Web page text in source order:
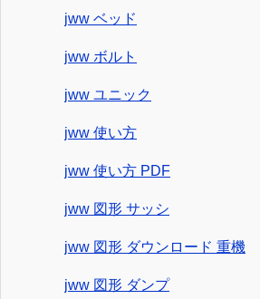
jww ベッド
jww ボルト
jww ユニック
jww 使い方
jww 使い方 PDF
jww 図形 サッシ
jww 図形 ダウンロード 重機
jww 図形 ダンプ